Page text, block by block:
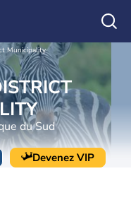
Municipality
du Sud
Devenez VIP